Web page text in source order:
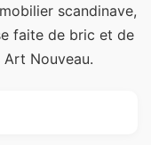
scandinave,
faite de bric et de
Nouveau.